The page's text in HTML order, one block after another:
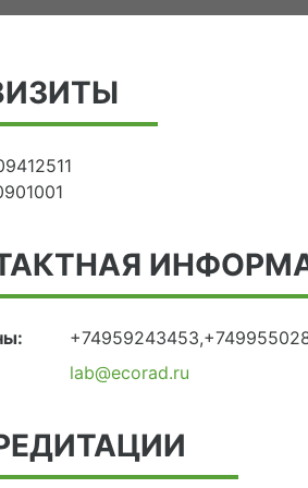
lab@ecorad.ru